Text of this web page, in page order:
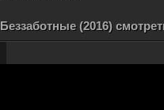
Беззаботные (2016)